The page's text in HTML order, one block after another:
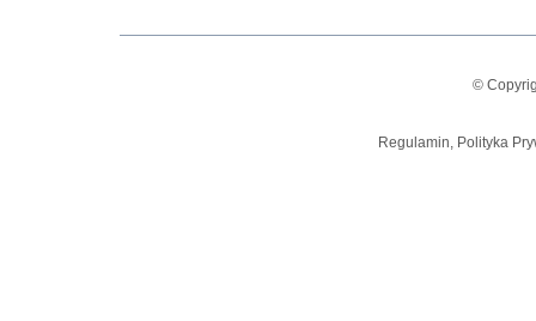
©
Regulamin, Polityka